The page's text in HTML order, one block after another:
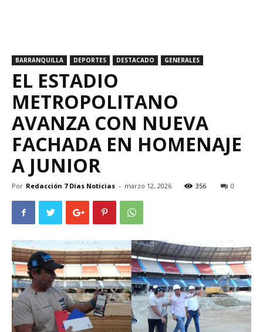
BARRANQUILLA DEPORTES DESTACADO GENERALES
EL ESTADIO
METROPOLITANO
AVANZA CON NUEVA
FACHADA EN HOMENAJE
A JUNIOR
Por Redacción 7 Días Noticias - marzo 12, 2026 356 0